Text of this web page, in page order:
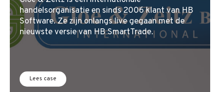
handelsorganisatie en sinds 2006 klant van HB
Software. Ze zijn onlangs live gegaan met de
nieuwste versie van HB SmartTrade.
Lees case